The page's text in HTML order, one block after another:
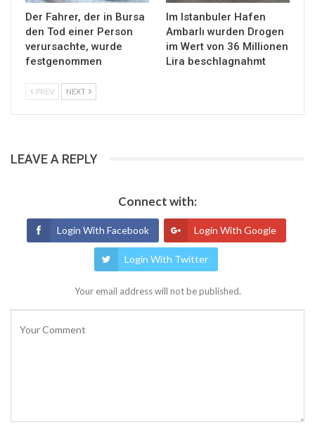
Der Fahrer, der in Bursa
den Tod einer Person
verursachte, wurde
festgenommen
Im Istanbuler Hafen
Ambarlı wurden Drogen
im Wert von 36 Millionen
Lira beschlagnahmt
PREV NEXT
LEAVE A REPLY
Connect with:
Login With Facebook Login With Google
Login With Twitter
Your email address will not be published.